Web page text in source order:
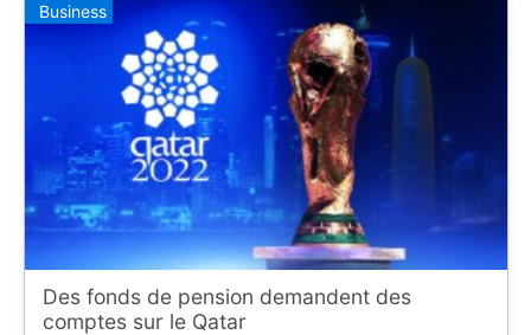
Business
Des fonds de pension demandent des
comptes sur le Qatar